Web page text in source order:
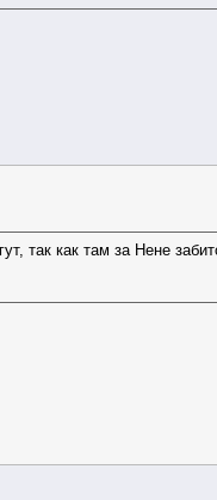
так как там за Нене